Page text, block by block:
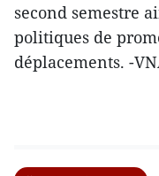
second semestre
politiques de
déplacements. -